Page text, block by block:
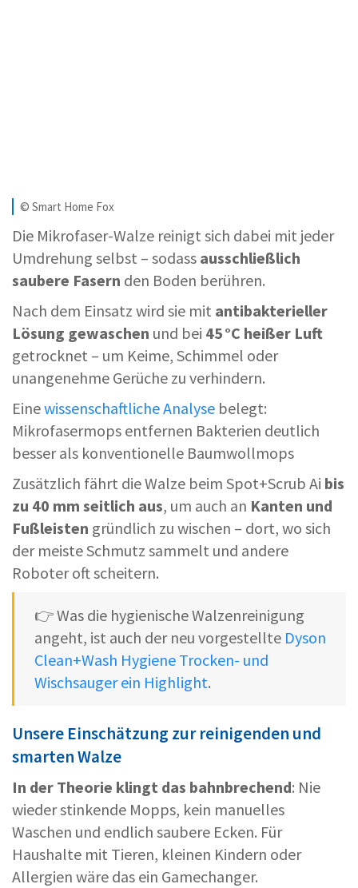
© Smart Home Fox
Die Mikrofaser-Walze reinigt sich dabei mit jeder
Umdrehung selbst – sodass ausschließlich
saubere Fasern den Boden berühren.
Nach dem Einsatz wird sie mit antibakterieller
Lösung gewaschen und bei 45 °C heißer Luft
getrocknet – um Keime, Schimmel oder
unangenehme Gerüche zu verhindern.
Einewissenschaftliche Analyse belegt:
Mikrofasermops entfernen Bakterien deutlich
besser als konventionelle Baumwollmops
Zusätzlich fährt die Walze beim Spot+Scrub Ai bis
zu 40 mm seitlich aus, um auch an Kanten und
Fußleisten gründlich zu wischen – dort, wo sich
der meiste Schmutz sammelt und andere
Roboter oft scheitern.
👉 Was die hygienische Walzenreinigung
angeht, ist auch der neu vorgestellte Dyson
Clean+Wash Hygiene Trocken- und
Wischsauger ein Highlight.
Unsere Einschätzung zur reinigenden und
smarten Walze
In der Theorie klingt das bahnbrechend: Nie
wieder stinkende Mopps, kein manuelles
Waschen und endlich saubere Ecken. Für
Haushalte mit Tieren, kleinen Kindern oder
Allergien wäre das ein Gamechanger.